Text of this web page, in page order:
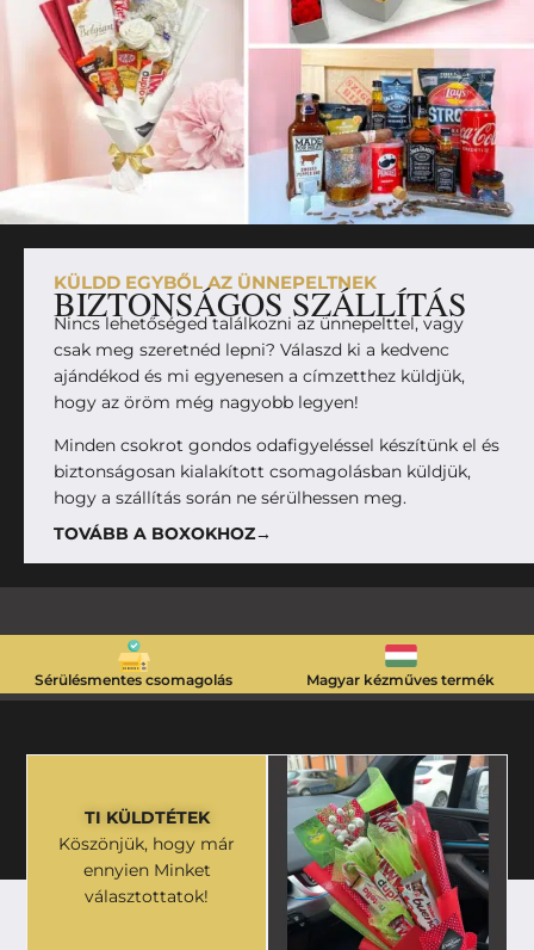
KÜLDD EGYBŐL AZ ÜNNEPELTNEK
BIZTONSÁGOS SZÁLLÍTÁS
Nincs lehetőséged találkozni az ünnepelttel, vagy
csak meg szeretnéd lepni? Válaszd ki a kedvenc
ajándékod és mi egyenesen a címzetthez küldjük,
hogy az öröm még nagyobb legyen!
Minden csokrot gondos odafigyeléssel készítünk el és
biztonságosan kialakított csomagolásban küldjük,
hogy a szállítás során ne sérülhessen meg.
TOVÁBB A BOXOKHOZ→
Sérülésmentes csomagolás Magyar kézműves termék
TI KÜLDTÉTEK
Köszönjük, hogy már
ennyien Minket
választottatok!